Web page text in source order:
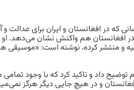
که در افغانستان و ایران برای عدالت و
در افغانستان هم واکنش نشان می‌دهد. او
و منتشر کرده، نوشته است: «موسیقی
توضیح داد و تاکید کرد که با وجود
و در هیچ جایی دیگر هرگز